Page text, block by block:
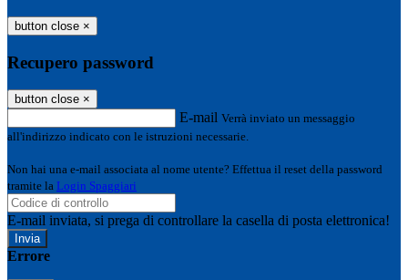
button close ×
Recupero password
button close ×
E-mail Verrà inviato un messaggio
all'indirizzo indicato con le istruzioni necessarie.
Non hai una e-mail associata al nome utente? Effettua il reset della password
tramite la Login Spaggiari
E-mail inviata, si prega di controllare la casella di posta elettronica!
Errore